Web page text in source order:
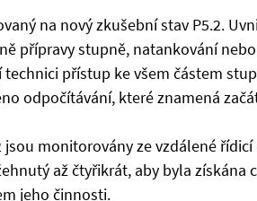
na nový zkušební stav P5.2.
přípravy stupně, natankování
přístup ke všem částem
odpočítávání, které znamená
monitorovány ze vzdálené
až čtyřikrát, aby byla získána
jeho činnosti.